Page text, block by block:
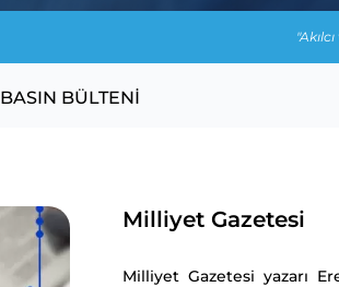
BASIN BÜLTENI
Milliyet Gazetesi
Milliyet Gazetesi yazarı